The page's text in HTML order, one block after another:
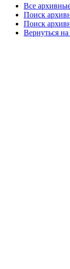
Все
Поиск
Поиск
Вернуться